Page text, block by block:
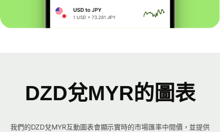
DZD兌MYR的圖表
我們的DZD兌MYR互動圖表會顯示實時的市場匯率中間價，並提供